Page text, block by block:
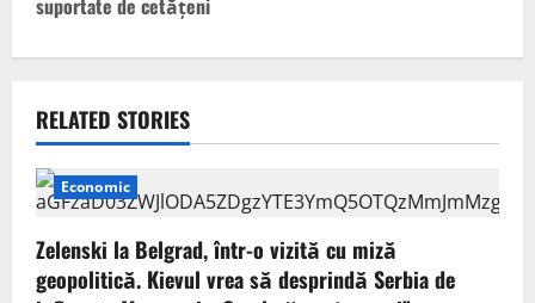
a
v
i
g
a
t
suportate de cetățeni
RELATED STORIES
Economic
Zelenski la Belgrad, într-o vizită cu miză
geopolitică. Kievul vrea să desprindă Serbia de